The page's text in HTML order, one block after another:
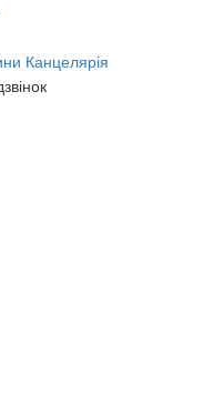
Канцелярія